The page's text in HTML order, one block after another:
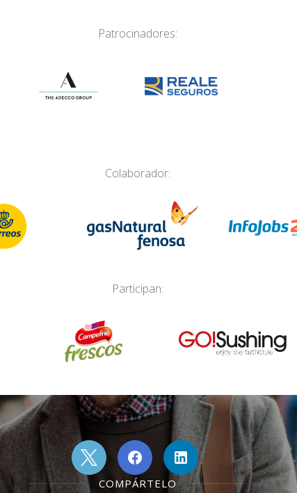
Patrocinadores:
Colaborador:
Participan:
COMPÁRTELO